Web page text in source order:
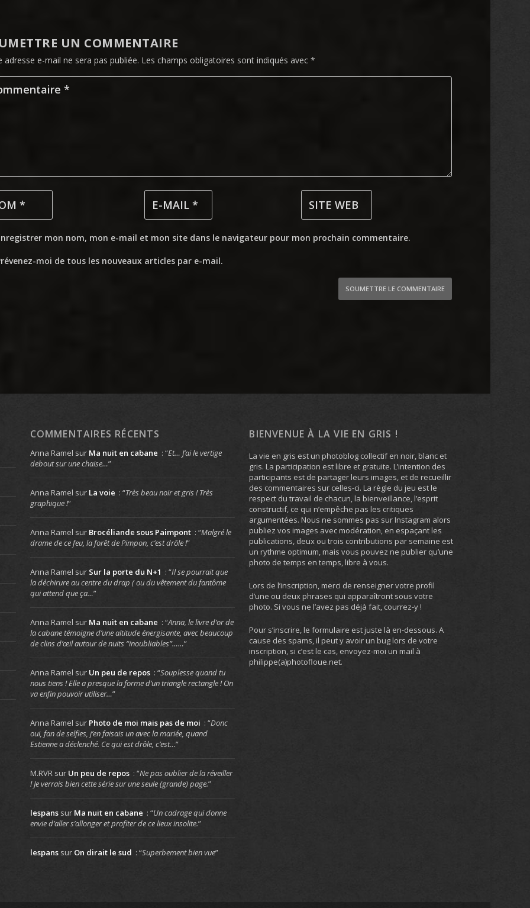
UN COMMENTAIRE
adresse e-mail ne sera pas publiée. Les champs obligatoires sont indiqués avec *
mon nom, mon e-mail et mon site dans le navigateur pour mon prochain commentaire.
moi de tous les nouveaux articles par e-mail.
SOUMETTRE LE COMMENTAIRE
COMMENTAIRES RÉCENTS
Anna Ramel sur Ma nuit en cabane : “Et… J’ai le vertige
debout sur une chaise…”
Anna Ramel sur La voie : “Très beau noir et gris ! Très
graphique !”
Anna Ramel sur Brocéliande sous Paimpont : “Malgré le
drame de ce feu, la forêt de Pimpon, c’est drôle !”
Anna Ramel sur Sur la porte du N+1 : “Il se pourrait que
la déchirure au centre du drap ( ou du vêtement du fantôme
qui attend que ça…”
Anna Ramel sur Ma nuit en cabane : “Anna, le livre d’or de
la cabane témoigne d’une altitude énergisante, avec beaucoup
de clins d’œil autour de nuits “inoubliables”……”
Anna Ramel sur Un peu de repos : “Souplesse quand tu
nous tiens ! Elle a presque la forme d’un triangle rectangle ! On
va enfin pouvoir utiliser…”
Anna Ramel sur Photo de moi mais pas de moi : “Donc
oui, fan de selfies, j’en faisais un avec la mariée, quand
Estienne a déclenché. Ce qui est drôle, c’est…”
M.RVRsur Un peu de repos : “Ne pas oublier de la réveiller
! Je verrais bien cette série sur une seule (grande) page.”
lespanssur Ma nuit en cabane : “Un cadrage qui donne
envie d’aller s’allonger et profiter de ce lieux insolite.”
lespanssur On dirait le sud : “Superbement bien vue”
BIENVENUE À LA VIE EN GRIS !
La vie en gris est un photoblog collectif en noir, blanc et
gris. La participation est libre et gratuite. L’intention des
participants est de partager leurs images, et de recueillir
des commentaires sur celles-ci. La règle du jeu est le
respect du travail de chacun, la bienveillance, l’esprit
constructif, ce qui n’empêche pas les critiques
argumentées. Nous ne sommes pas sur Instagram alors
publiez vos images avec modération, en espaçant les
publications, deux ou trois contributions par semaine est
un rythme optimum, mais vous pouvez ne publier qu’une
photo de temps en temps, libre à vous.
Lors de l’inscription, merci de renseigner votre profil
d’une ou deux phrases qui apparaîtront sous votre
photo. Si vous ne l’avez pas déjà fait, courrez-y !
Pour s’inscrire, le formulaire est juste là en-dessous. A
cause des spams, il peut y avoir un bug lors de votre
inscription, si c’est le cas, envoyez-moi un mail à
philippe(a)photofloue.net.